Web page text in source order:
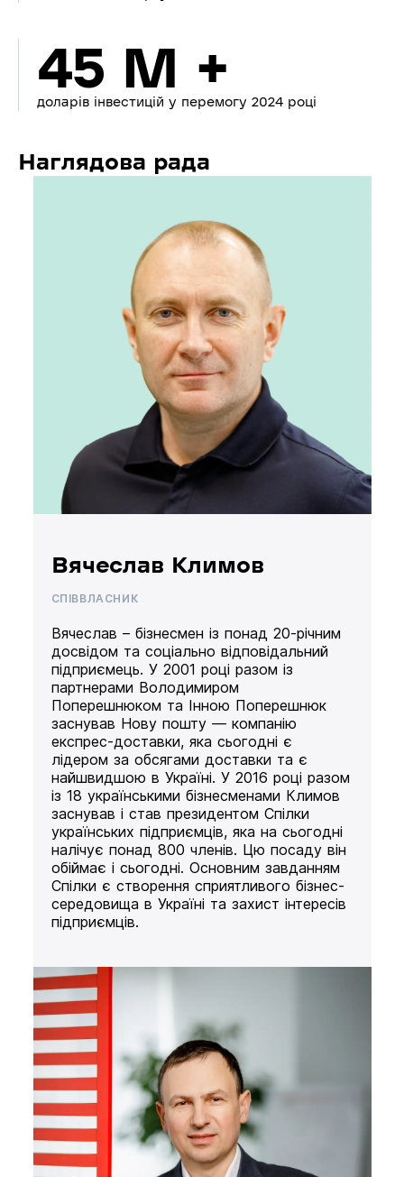
45 M +
доларів інвестицій у перемогу 2024 році
Наглядова рада
Вячеслав Климов
СПІВВЛАСНИК
Вячеслав – бізнесмен із понад 20-річним
досвідом та соціально відповідальний
підприємець. У 2001 році разом із
партнерами Володимиром
Поперешнюком та Інною Поперешнюк
заснував Нову пошту — компанію
експрес-доставки, яка сьогодні є
лідером за обсягами доставки та є
найшвидшою в Україні. У 2016 році разом
із 18 українськими бізнесменами Климов
заснував і став президентом Спілки
українських підприємців, яка на сьогодні
налічує понад 800 членів. Цю посаду він
обіймає і сьогодні. Основним завданням
Спілки є створення сприятливого бізнес-
середовища в Україні та захист інтересів
підприємців.